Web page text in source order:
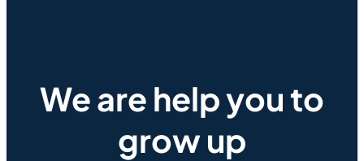
We are help you to
grow up